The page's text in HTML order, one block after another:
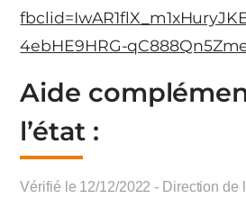
4ebHE9HRG-
Aide
l’état :
Vérifié le 12/12/2022 - Direction de